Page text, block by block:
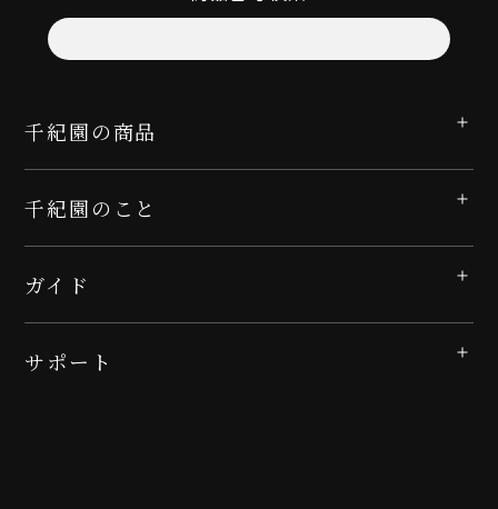
千紀園の商品
千紀園のこと
ガイド
サポート